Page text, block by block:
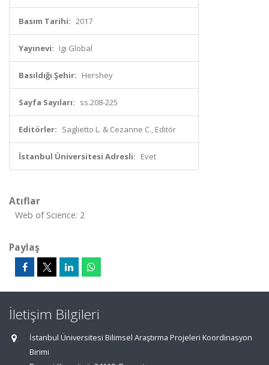
Basım Tarihi: 2017
Yayınevi: Igı Global
Basıldığı Şehir: Hershey
Sayfa Sayıları: ss.208-225
Editörler: Saglietto L. & Cezanne C., Editör
İstanbul Üniversitesi Adresli: Evet
Atıflar
Web of Science: 2
Paylaş
İletişim Bilgileri
İstanbul Üniversitesi Bilimsel Araştırma Projeleri Koordinasyon
Birimi